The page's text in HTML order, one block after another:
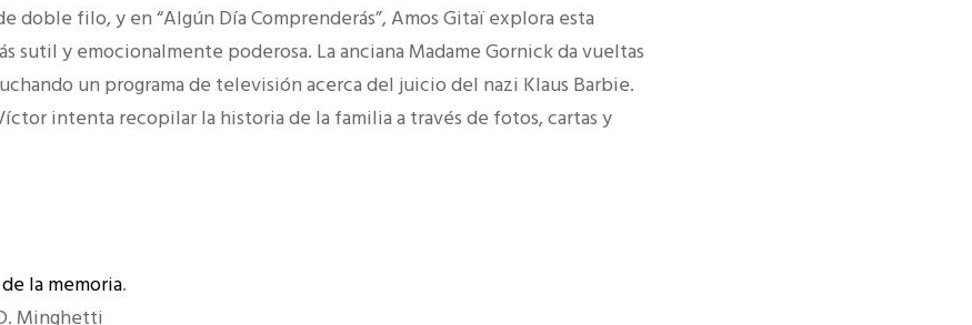
doble filo, y en “Algún Día Comprenderás”, Amos Gitaï explora esta
sutil y emocionalmente poderosa. La anciana Madame Gornick da vueltas
un programa de televisión acerca del juicio del nazi Klaus Barbie.
intenta recopilar la historia de la familia a través de fotos, cartas y
la memoria.
Minghetti